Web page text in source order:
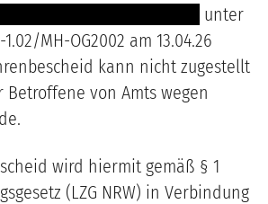
unter
MH-OG2002 am 13.04.26
kann nicht zugestellt
von Amts wegen
wird hiermit gemäß § 1
(LZG NRW) in Verbindung